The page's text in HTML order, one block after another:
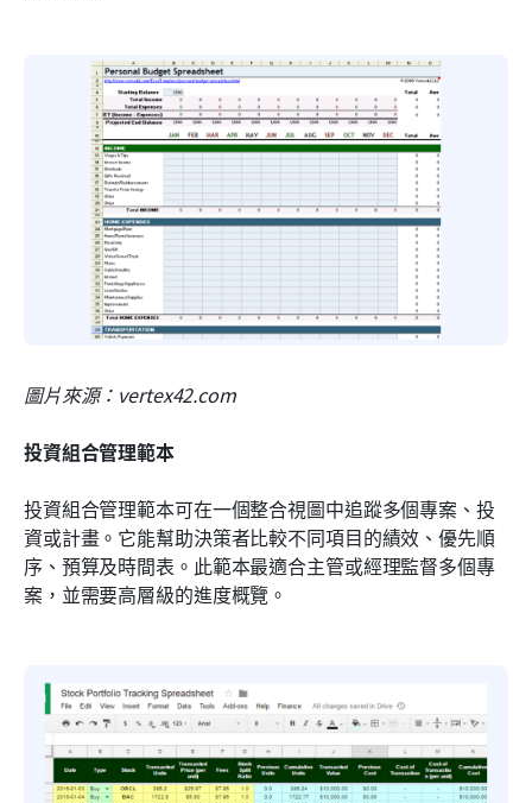
圖片來源：vertex42.com
投資組合管理範本
投資組合管理範本可在一個整合視圖中追蹤多個專案、投
資或計畫。它能幫助決策者比較不同項目的績效、優先順
序、預算及時間表。此範本最適合主管或經理監督多個專
案，並需要高層級的進度概覽。